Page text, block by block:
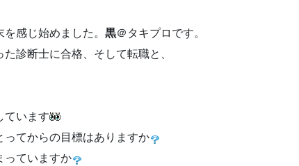
感じ始めました。 黒＠タキプロです。
診断士に合格、そして転職と、
ています
てからの目標はありますか
っていますか